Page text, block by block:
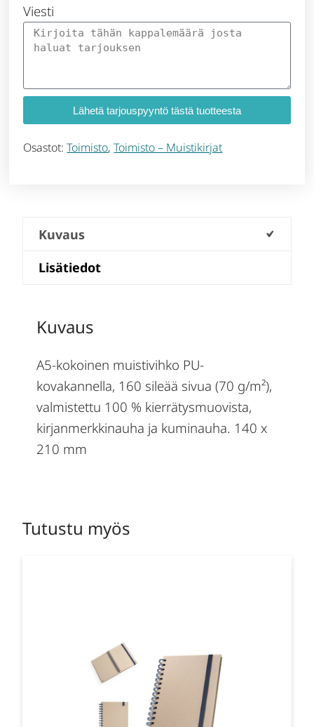
Viesti
Lähetä tarjouspyyntö tästä tuotteesta
Osastot:Toimisto,Toimisto – Muistikirjat
Kuvaus
Lisätiedot
Kuvaus
A5-kokoinen muistivihko PU-
kovakannella, 160 sileää sivua (70 g/m²),
valmistettu 100 % kierrätysmuovista,
kirjanmerkkinauha ja kuminauha. 140 x
210 mm
Tutustu myös